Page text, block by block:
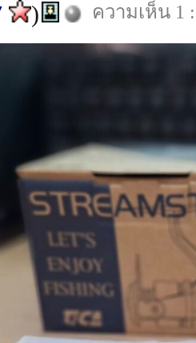
) ความเห็น 1